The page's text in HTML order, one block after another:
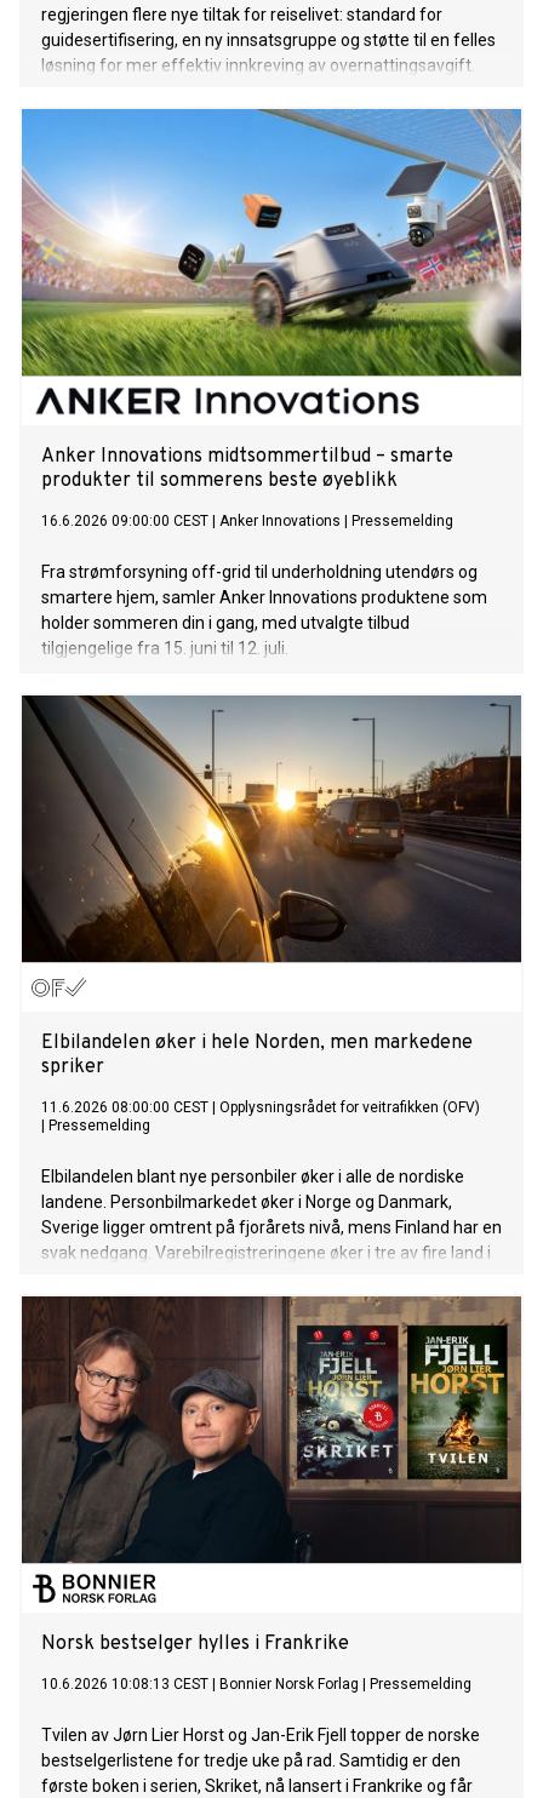
regjeringen flere nye tiltak for reiselivet: standard for
guidesertifisering, en ny innsatsgruppe og støtte til en felles
løsning for mer effektiv innkreving av overnattingsavgift.
Anker Innovations midtsommertilbud – smarte
produkter til sommerens beste øyeblikk
16.6.2026 09:00:00 CEST Anker Innovations Pressemelding
Fra strømforsyning off-grid til underholdning utendørs og
smartere hjem, samler Anker Innovations produktene som
holder sommeren din i gang, med utvalgte tilbud
tilgjengelige fra 15. juni til 12. juli.
Elbilandelen øker i hele Norden, men markedene
spriker
11.6.2026 08:00:00 CEST
Opplysningsrådet for veitrafikken (OFV)
Pressemelding
Elbilandelen blant nye personbiler øker i alle de nordiske
landene. Personbilmarkedet øker i Norge og Danmark,
Sverige ligger omtrent på fjorårets nivå, mens Finland har en
svak nedgang. Varebilregistreringene øker i tre av fire land i
Norsk bestselger hylles i Frankrike
10.6.2026 10:08:13 CEST Bonnier Norsk Forlag Pressemelding
Tvilen av Jørn Lier Horst og Jan-Erik Fjell topper de norske
bestselgerlistene for tredje uke på rad. Samtidig er den
første boken i serien, Skriket, nå lansert i Frankrike og får